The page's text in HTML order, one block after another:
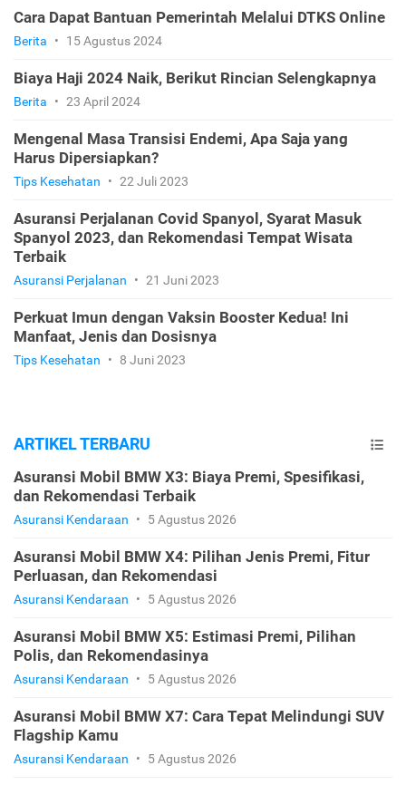
Cara Dapat Bantuan Pemerintah Melalui DTKS Online
Berita • 15 Agustus 2024
Biaya Haji 2024 Naik, Berikut Rincian Selengkapnya
Berita • 23 April 2024
Mengenal Masa Transisi Endemi, Apa Saja yang
Harus Dipersiapkan?
Tips Kesehatan • 22 Juli 2023
Asuransi Perjalanan Covid Spanyol, Syarat Masuk
Spanyol 2023, dan Rekomendasi Tempat Wisata
Terbaik
Asuransi Perjalanan • 21 Juni 2023
Perkuat Imun dengan Vaksin Booster Kedua! Ini
Manfaat, Jenis dan Dosisnya
Tips Kesehatan • 8 Juni 2023
ARTIKEL TERBARU
Asuransi Mobil BMW X3: Biaya Premi, Spesifikasi,
dan Rekomendasi Terbaik
Asuransi Kendaraan • 5 Agustus 2026
Asuransi Mobil BMW X4: Pilihan Jenis Premi, Fitur
Perluasan, dan Rekomendasi
Asuransi Kendaraan • 5 Agustus 2026
Asuransi Mobil BMW X5: Estimasi Premi, Pilihan
Polis, dan Rekomendasinya
Asuransi Kendaraan • 5 Agustus 2026
Asuransi Mobil BMW X7: Cara Tepat Melindungi SUV
Flagship Kamu
Asuransi Kendaraan • 5 Agustus 2026